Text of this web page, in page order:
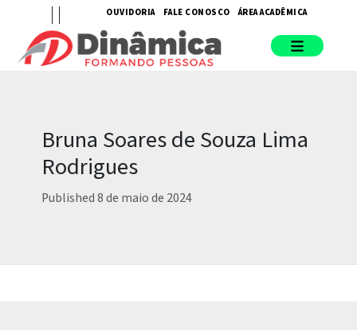
OUVIDORIA FALE CONOSCO ÁREA ACADÊMICA
Bruna Soares de Souza Lima
Rodrigues
Published 8 de maio de 2024